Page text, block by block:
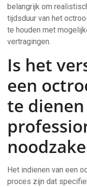
belangrijk om
tijdsduur van het
te houden met
vertragingen.
Is het
een
te
Het indienen van een
proces zijn dat